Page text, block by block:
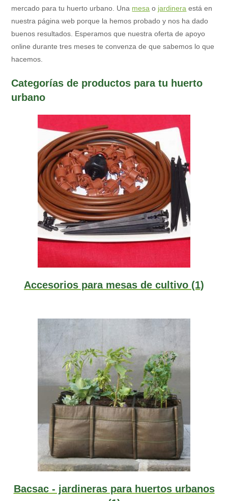
mercado para tu huerto urbano. Una mesa o jardinera está en
nuestra página web porque la hemos probado y nos ha dado
buenos resultados. Esperamos que nuestra oferta de apoyo
online durante tres meses te convenza de que sabemos lo que
hacemos.
Categorías de productos para tu huerto
urbano
Accesorios para mesas de cultivo (1)
Bacsac - jardineras para huertos urbanos